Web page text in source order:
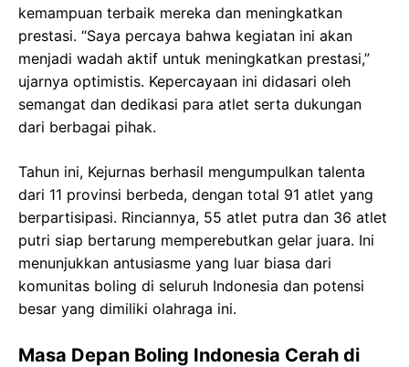
kemampuan terbaik mereka dan meningkatkan
prestasi. “Saya percaya bahwa kegiatan ini akan
menjadi wadah aktif untuk meningkatkan prestasi,”
ujarnya optimistis. Kepercayaan ini didasari oleh
semangat dan dedikasi para atlet serta dukungan
dari berbagai pihak.
Tahun ini, Kejurnas berhasil mengumpulkan talenta
dari 11 provinsi berbeda, dengan total 91 atlet yang
berpartisipasi. Rinciannya, 55 atlet putra dan 36 atlet
putri siap bertarung memperebutkan gelar juara. Ini
menunjukkan antusiasme yang luar biasa dari
komunitas boling di seluruh Indonesia dan potensi
besar yang dimiliki olahraga ini.
Masa Depan Boling Indonesia Cerah di